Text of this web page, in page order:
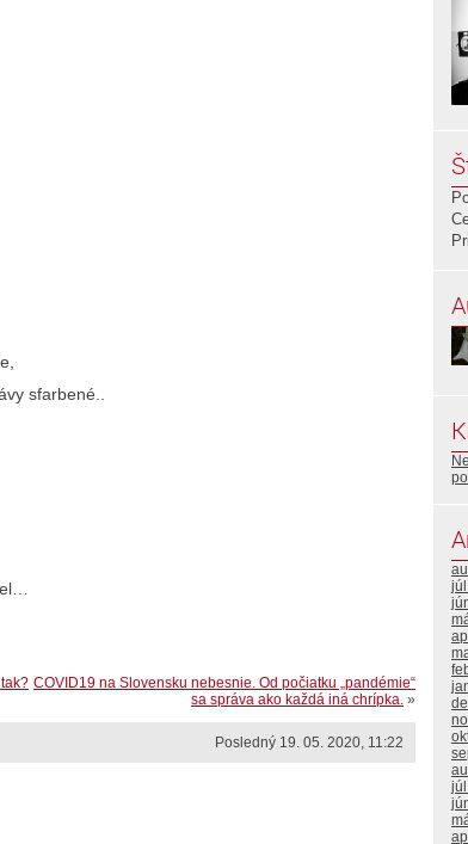
sfarbené..
COVID19 na Slovensku nebesnie. Od počiatku „pandémie“
sa správa ako každá iná chrípka. »
Posledný 19. 05. 2020, 11:22